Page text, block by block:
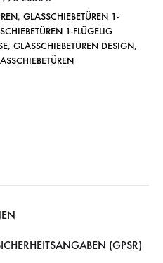
, GLASSCHIEBETÜREN 1-
1-FLÜGELIG
, GLASSCHIEBETÜREN DESIGN,
(GPSR)